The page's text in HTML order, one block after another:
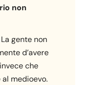
non
gente non
d’avere
che
medioevo.